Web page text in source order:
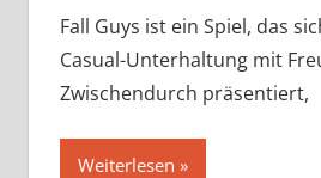
Fall Guys ist ein Spiel, das
Casual-Unterhaltung mit
Zwischendurch präsentiert,
Weiterlesen